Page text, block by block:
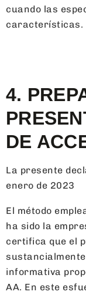
cuando las
características.
4.
DE
La presente
enero de 2023
El método
ha sido la
certifica que el
informativa
AA. En este